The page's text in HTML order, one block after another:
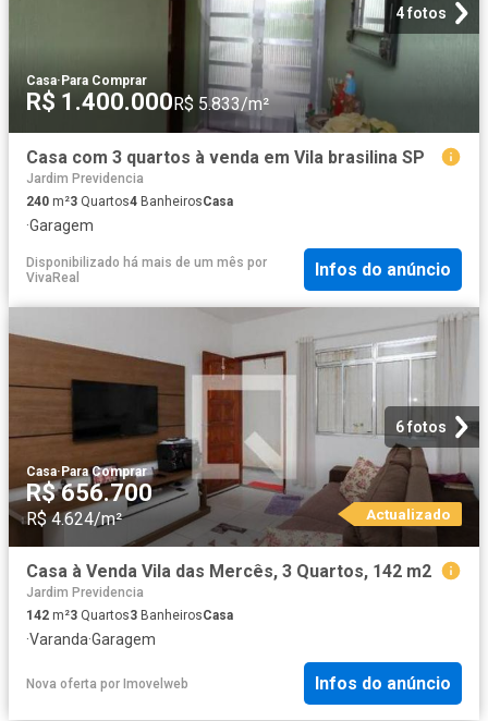
4 fotos
Casa· Para Comprar
R$ 1.400.000 R$ 5.833/m²
Casa com 3 quartos à venda em Vila brasilina SP
Jardim Previdencia
240 m²3 Quartos4 BanheirosCasa
·Garagem
Disponibilizado há mais de um mês por
VivaReal
Infos do anúncio
6 fotos
Casa·Para Comprar
R$ 656.700
R$ 4.624/m² Actualizado
Casa à Venda Vila das Mercês, 3 Quartos, 142 m2
Jardim Previdencia
142 m²3 Quartos3 BanheirosCasa
·Varanda·Garagem
Nova oferta por Imovelweb Infos do anúncio